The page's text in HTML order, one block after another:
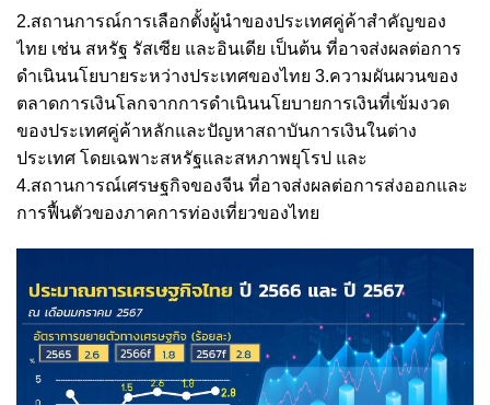
2.สถานการณ์การเลือกตั้งผู้นำของประเทศคู่ค้าสำคัญของ
ไทย เช่น สหรัฐ รัสเซีย และอินเดีย เป็นต้น ที่อาจส่งผลต่อการ
ดำเนินนโยบายระหว่างประเทศของไทย 3.ความผันผวนของ
ตลาดการเงินโลกจากการดำเนินนโยบายการเงินที่เข้มงวด
ของประเทศคู่ค้าหลักและปัญหาสถาบันการเงินในต่าง
ประเทศ โดยเฉพาะสหรัฐและสหภาพยุโรป และ
4.สถานการณ์เศรษฐกิจของจีน ที่อาจส่งผลต่อการส่งออกและ
การฟื้นตัวของภาคการท่องเที่ยวของไทย